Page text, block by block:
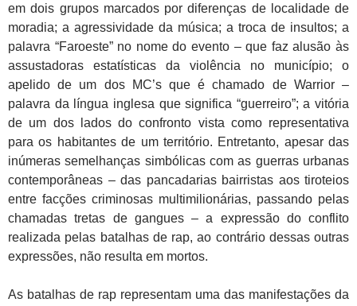
em dois grupos marcados por diferenças de localidade de
moradia; a agressividade da música; a troca de insultos; a
palavra “Faroeste” no nome do evento – que faz alusão às
assustadoras estatísticas da violência no município; o
apelido de um dos MC’s que é chamado de Warrior –
palavra da língua inglesa que significa “guerreiro”; a vitória
de um dos lados do confronto vista como representativa
para os habitantes de um território. Entretanto, apesar das
inúmeras semelhanças simbólicas com as guerras urbanas
contemporâneas – das pancadarias bairristas aos tiroteios
entre facções criminosas multimilionárias, passando pelas
chamadas tretas de gangues – a expressão do conflito
realizada pelas batalhas de rap, ao contrário dessas outras
expressões, não resulta em mortos.
As batalhas de rap representam uma das manifestações da